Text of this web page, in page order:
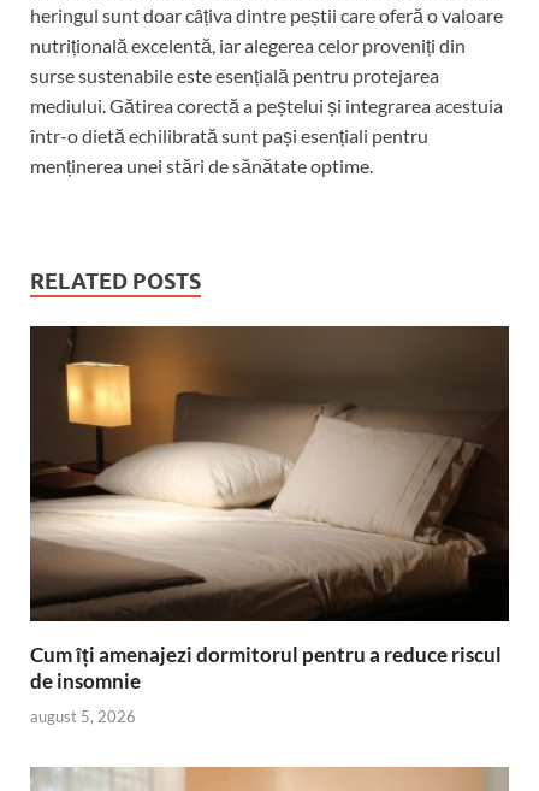
heringul sunt doar câțiva dintre peștii care oferă o valoare
nutrițională excelentă, iar alegerea celor proveniți din
surse sustenabile este esențială pentru protejarea
mediului. Gătirea corectă a peștelui și integrarea acestuia
într-o dietă echilibrată sunt pași esențiali pentru
menținerea unei stări de sănătate optime.
RELATED POSTS
Cum îți amenajezi dormitorul pentru a reduce riscul
de insomnie
august 5, 2026